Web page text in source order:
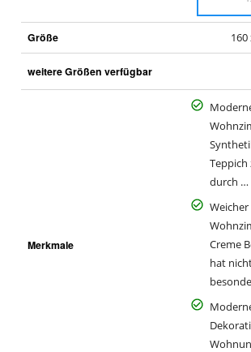
Größe 160
weitere Größen verfügbar
Merkmale
Teppich
durch …
Weicher
Creme
hat